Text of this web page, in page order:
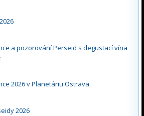
a pozorování Perseid s degustací vína
2026 v Planetáriu Ostrava
2026